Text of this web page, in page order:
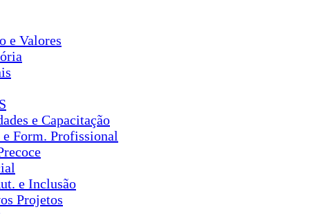
e Valores
e Capacitação
e Form. Profissional
e Inclusão
Projetos